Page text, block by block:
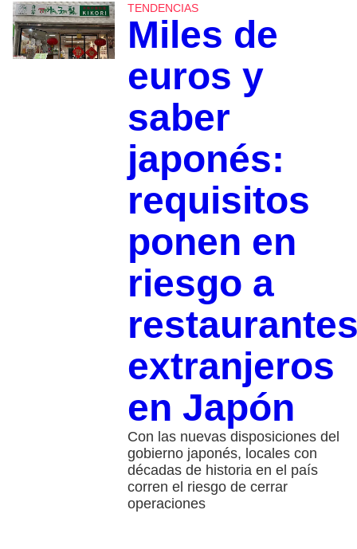
TENDENCIAS
Miles de
euros y
saber
japonés:
requisitos
ponen en
riesgo a
extranjeros
en Japón
Con las nuevas disposiciones del
gobierno japonés, locales con
décadas de historia en el país
corren el riesgo de cerrar
operaciones